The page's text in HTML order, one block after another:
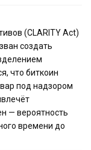
(CLARITY Act)
создать
что биткоин
под надзором
— вероятность
времени до